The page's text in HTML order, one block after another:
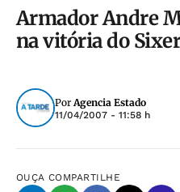
Armador Andre
na vitória do
PorAgencia Estado
11/04/2007 - 11:58 h
OUÇA COMPARTILHE